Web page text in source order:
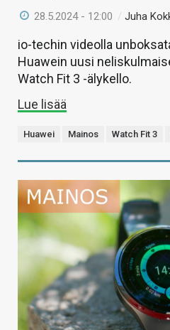
28.5.2024 - 12:00 /Juha
io-techin videolla
Huawein uusi
Watch Fit 3 -älykello.
Lue lisää
Huawei Mainos Watch Fit 3